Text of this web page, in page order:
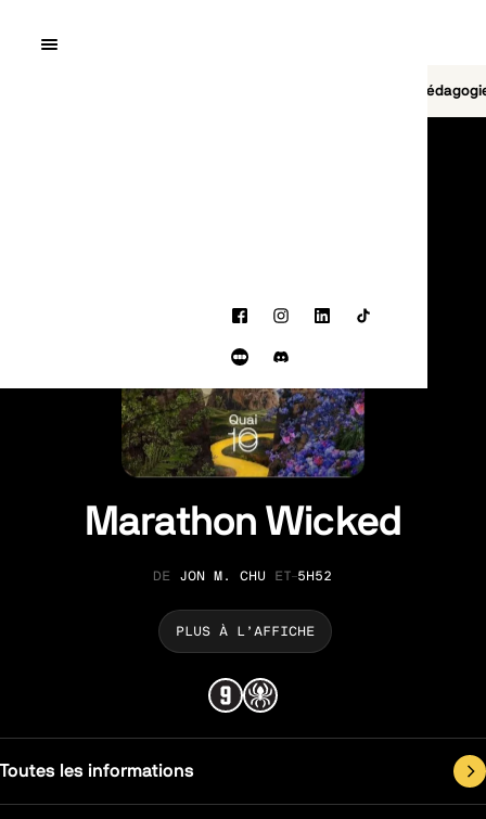
Quai10
FacebookInstagram
LinkedInTikTok
Letterboxd
Discord
Marathon Wicked
RÉALISATION
JON M. CHU ET DURÉE
5H52
PLUS À L’AFFICHE
Toutes les informations